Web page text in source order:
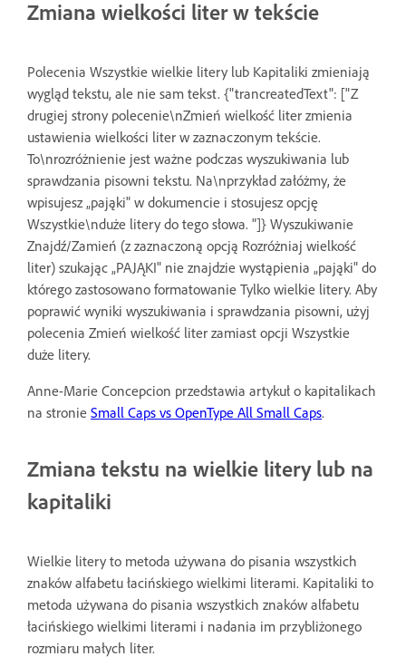
Zmiana wielkości liter w tekście
Polecenia Wszystkie wielkie litery lub Kapitaliki zmieniają
wygląd tekstu, ale nie sam tekst. {"trancreatedText": ["Z
drugiej strony polecenie\nZmień wielkość liter zmienia
ustawienia wielkości liter w zaznaczonym tekście.
To\nrozróżnienie jest ważne podczas wyszukiwania lub
sprawdzania pisowni tekstu. Na\nprzykład załóżmy, że
wpisujesz „pająki" w dokumencie i stosujesz opcję
Wszystkie\nduże litery do tego słowa. "]} Wyszukiwanie
Znajdź/Zamień (z zaznaczoną opcją Rozróżniaj wielkość
liter) szukając „PAJĄKI" nie znajdzie wystąpienia „pająki" do
którego zastosowano formatowanie Tylko wielkie litery. Aby
poprawić wyniki wyszukiwania i sprawdzania pisowni, użyj
polecenia Zmień wielkość liter zamiast opcji Wszystkie
duże litery.
Anne-Marie Concepcion przedstawia artykuł o kapitalikach
na stronie Small Caps vs OpenType All Small Caps.
Zmiana tekstu na wielkie litery lub na
kapitaliki
Wielkie litery to metoda używana do pisania wszystkich
znaków alfabetu łacińskiego wielkimi literami. Kapitaliki to
metoda używana do pisania wszystkich znaków alfabetu
łacińskiego wielkimi literami i nadania im przybliżonego
rozmiaru małych liter.